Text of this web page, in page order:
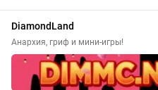
DiamondLand
Анархия, гриф и мини-игры!